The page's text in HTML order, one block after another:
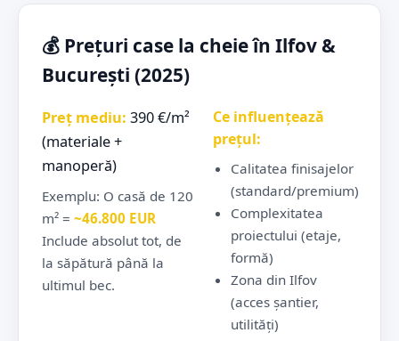
💰 Prețuri case la cheie în Ilfov &
București (2025)
Preț mediu: 390 €/m²
(materiale +
manoperă)
Exemplu: O casă de 120
m² = ~46.800 EUR
Include absolut tot, de
la săpătură până la
ultimul bec.
Ce influențează
prețul:
Calitatea finisajelor
(standard/premium)
Complexitatea
proiectului (etaje,
formă)
Zona din Ilfov
(acces șantier,
utilități)